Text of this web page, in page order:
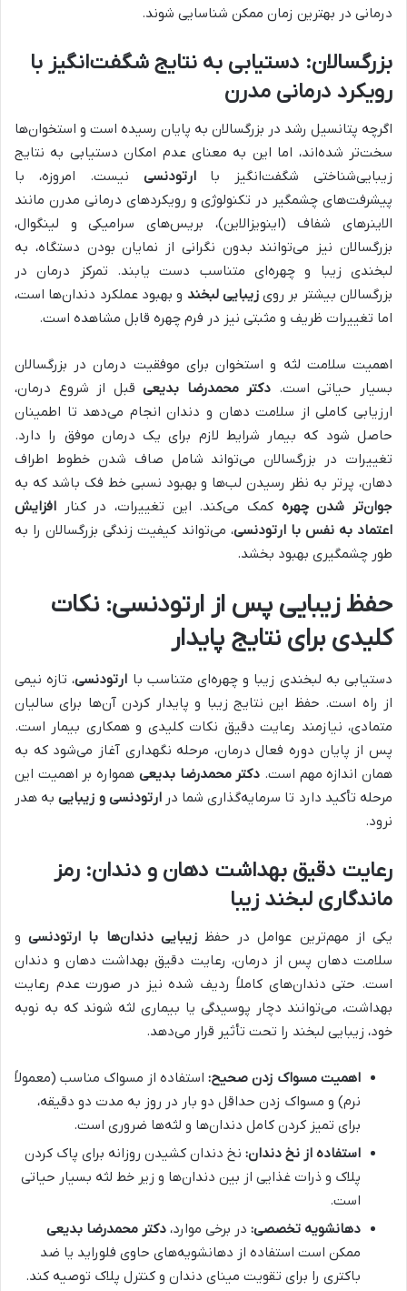
درمانی در بهترین زمان ممکن شناسایی شوند.
بزرگسالان: دستیابی به نتایج شگفت‌انگیز با
رویکرد درمانی مدرن
اگرچه پتانسیل رشد در بزرگسالان به پایان رسیده است و استخوان‌ها
سخت‌تر شده‌اند، اما این به معنای عدم امکان دستیابی به نتایج
زیبایی‌شناختی شگفت‌انگیز باارتودنسی نیست. امروزه، با
پیشرفت‌های چشمگیر در تکنولوژی و رویکردهای درمانی مدرن مانند
الاینرهای شفاف (اینویزالاین)، بریس‌های سرامیکی و لینگوال،
بزرگسالان نیز می‌توانند بدون نگرانی از نمایان بودن دستگاه، به
لبخندی زیبا و چهره‌ای متناسب دست یابند. تمرکز درمان در
بزرگسالان بیشتر بر رویزیبایی لبخند و بهبود عملکرد دندان‌ها است،
اما تغییرات ظریف و مثبتی نیز در فرم چهره قابل مشاهده است.
اهمیت سلامت لثه و استخوان برای موفقیت درمان در بزرگسالان
بسیار حیاتی است. دکتر محمدرضا بدیعیقبل از شروع درمان،
ارزیابی کاملی از سلامت دهان و دندان انجام می‌دهد تا اطمینان
حاصل شود که بیمار شرایط لازم برای یک درمان موفق را دارد.
تغییرات در بزرگسالان می‌تواند شامل صاف شدن خطوط اطراف
دهان، پرتر به نظر رسیدن لب‌ها و بهبود نسبی خط فک باشد که به
جوان‌تر شدن چهره کمک می‌کند. این تغییرات، در کنار افزایش
اعتماد به نفس با ارتودنسی، می‌تواند کیفیت زندگی بزرگسالان را به
طور چشمگیری بهبود بخشد.
حفظ زیبایی پس از ارتودنسی: نکات
کلیدی برای نتایج پایدار
دستیابی به لبخندی زیبا و چهره‌ای متناسب با ارتودنسی، تازه نیمی
از راه است. حفظ این نتایج زیبا و پایدار کردن آن‌ها برای سالیان
متمادی، نیازمند رعایت دقیق نکات کلیدی و همکاری بیمار است.
پس از پایان دوره فعال درمان، مرحله نگهداری آغاز می‌شود که به
همان اندازه مهم است. دکتر محمدرضا بدیعی همواره بر اهمیت این
مرحله تأکید دارد تا سرمایه‌گذاری شما درارتودنسی و زیباییبه هدر
نرود.
رعایت دقیق بهداشت دهان و دندان: رمز
ماندگاری لبخند زیبا
یکی از مهم‌ترین عوامل در حفظزیبایی دندان‌ها با ارتودنسیو
سلامت دهان پس از درمان، رعایت دقیق بهداشت دهان و دندان
است. حتی دندان‌های کاملاً ردیف شده نیز در صورت عدم رعایت
بهداشت، می‌توانند دچار پوسیدگی یا بیماری لثه شوند که به نوبه
خود، زیبایی لبخند را تحت تأثیر قرار می‌دهد.
اهمیت مسواک زدن صحیح: استفاده از مسواک مناسب (معمولاً
نرم) و مسواک زدن حداقل دو بار در روز به مدت دو دقیقه،
برای تمیز کردن کامل دندان‌ها و لثه‌ها ضروری است.
استفاده از نخ دندان: نخ دندان کشیدن روزانه برای پاک کردن
پلاک و ذرات غذایی از بین دندان‌ها و زیر خط لثه بسیار حیاتی
است.
دهانشویه تخصصی: در برخی موارد، دکتر محمدرضا بدیعی
ممکن است استفاده از دهانشویه‌های حاوی فلوراید یا ضد
باکتری را برای تقویت مینای دندان و کنترل پلاک توصیه کند.